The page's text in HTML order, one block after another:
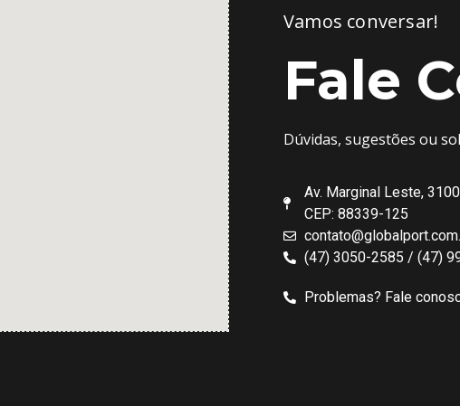
Vamos conversar!
Fale
Dúvidas, sugestões ou
Av. Marginal Leste,
CEP: 88339-125
(47) 3050-2585 / (47)
Problemas? Fale